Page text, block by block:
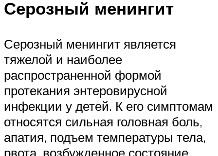
Серозный менингит
Серозный менингит является
тяжелой и наиболее
распространенной формой
протекания энтеровирусной
инфекции у детей. К его симптомам
относятся сильная головная боль,
апатия, подъем температуры тела,
рвота, возбужденное состояние,